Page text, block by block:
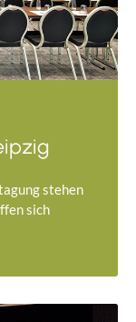
stehen
sich